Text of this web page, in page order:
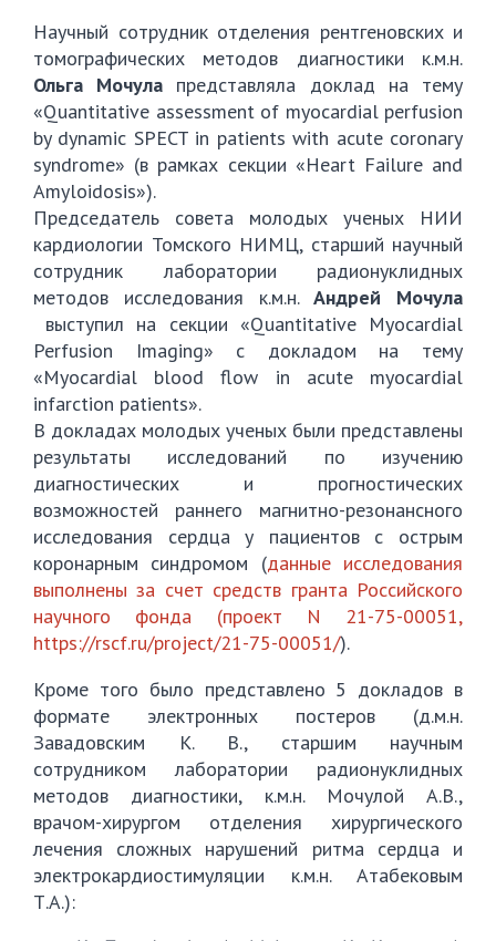
Научный сотрудник отделения рентгеновских и
томографических методов диагностики к.м.н.
Ольга Мочула представляла доклад на тему
«Quantitative assessment of myocardial perfusion
by dynamic SPECT in patients with acute coronary
syndrome» (в рамках секции «Heart Failure and
Amyloidosis»).
Председатель совета молодых ученых НИИ
кардиологии Томского НИМЦ, старший научный
сотрудник лаборатории радионуклидных
методов исследования к.м.н.Андрей Мочула
выступил на секции «Quantitative Myocardial
Perfusion Imaging» с докладом на тему
«Myocardial blood flow in acute myocardial
infarction patients».
В докладах молодых ученых были представлены
результаты исследований по изучению
диагностических и прогностических
возможностей раннего магнитно-резонансного
исследования сердца у пациентов с острым
коронарным синдромом (данные исследования
выполнены за счет средств гранта Российского
научного фонда (проект N 21-75-00051,
https://rscf.ru/project/21-75-00051/).
Кроме того было представлено 5 докладов в
формате электронных постеров (д.м.н.
Завадовским К. В., старшим научным
сотрудником лаборатории радионуклидных
методов диагностики, к.м.н. Мочулой А.В.,
врачом-хирургом отделения хирургического
лечения сложных нарушений ритма сердца и
электрокардиостимуляции к.м.н. Атабековым
Т.А.):